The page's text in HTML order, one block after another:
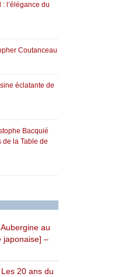
: l’élégance du
Coutanceau
éclatante de
Bacquié
de la Table de
Aubergine au
japonaise] –
Les 20 ans du